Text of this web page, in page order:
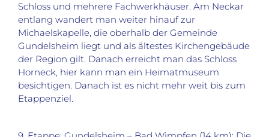
Schloss und mehrere Fachwerkhäuser. Am Neckar
entlang wandert man weiter hinauf zur
Michaelskapelle, die oberhalb der Gemeinde
Gundelsheim liegt und als ältestes Kirchengebäude
der Region gilt. Danach erreicht man das Schloss
Horneck, hier kann man ein Heimatmuseum
besichtigen. Danach ist es nicht mehr weit bis zum
Etappenziel.